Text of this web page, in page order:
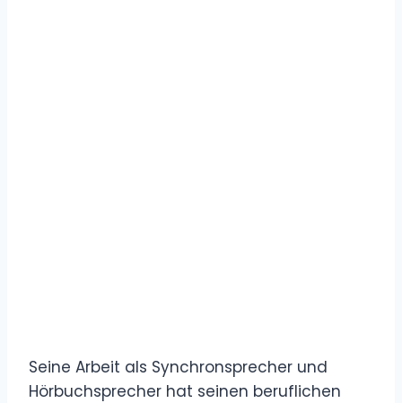
Seine Arbeit als Synchronsprecher und
Hörbuchsprecher hat seinen beruflichen